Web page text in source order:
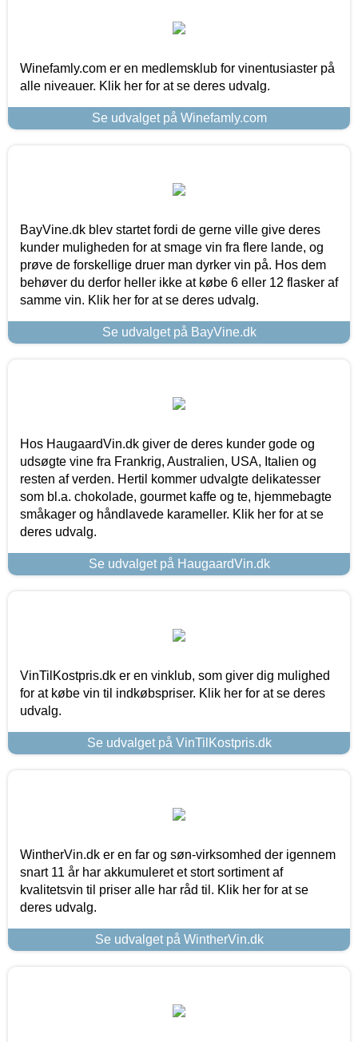
Winefamly.com er en medlemsklub for vinentusiaster på
alle niveauer. Klik her for at se deres udvalg.
Se udvalget på Winefamly.com
BayVine.dk blev startet fordi de gerne ville give deres
kunder muligheden for at smage vin fra flere lande, og
prøve de forskellige druer man dyrker vin på. Hos dem
behøver du derfor heller ikke at købe 6 eller 12 flasker af
samme vin. Klik her for at se deres udvalg.
Se udvalget på BayVine.dk
Hos HaugaardVin.dk giver de deres kunder gode og
udsøgte vine fra Frankrig, Australien, USA, Italien og
resten af verden. Hertil kommer udvalgte delikatesser
som bl.a. chokolade, gourmet kaffe og te, hjemmebagte
småkager og håndlavede karameller. Klik her for at se
deres udvalg.
Se udvalget på HaugaardVin.dk
VinTilKostpris.dk er en vinklub, som giver dig mulighed
for at købe vin til indkøbspriser. Klik her for at se deres
udvalg.
Se udvalget på VinTilKostpris.dk
WintherVin.dk er en far og søn-virksomhed der igennem
snart 11 år har akkumuleret et stort sortiment af
kvalitetsvin til priser alle har råd til. Klik her for at se
deres udvalg.
Se udvalget på WintherVin.dk